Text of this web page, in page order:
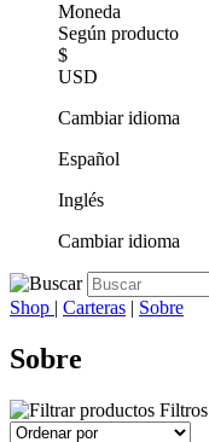
Moneda
Según producto
$
USD
Cambiar idioma
Español
Inglés
Cambiar idioma
Shop | Carteras | Sobre
Sobre
Filtros